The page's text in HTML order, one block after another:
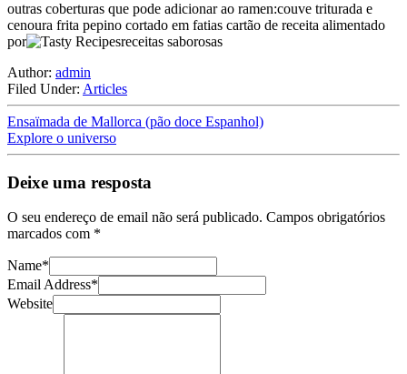
outras coberturas que pode adicionar ao ramen:couve triturada e
cenoura frita pepino cortado em fatias cartão de receita alimentado
por
receitas saborosas
Author: admin
Filed Under: Articles
Ensaïmada de Mallorca (pão doce Espanhol)
Explore o universo
Deixe uma resposta
O seu endereço de email não será publicado. Campos obrigatórios
marcados com *
Name*
Email Address*
Website